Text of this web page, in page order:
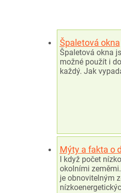
Špaletová okna
Špaletová okna
možné použít i
každý. Jak
Mýty a fakta o
I když počet
okolními
je obnovitelným